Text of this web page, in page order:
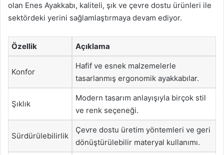
olan Enes Ayakkabı, kaliteli, şık ve çevre dostu ürünleri ile
sektördeki yerini sağlamlaştırmaya devam ediyor.
Özellik Açıklama
Konfor
Hafif ve esnek malzemelerle
tasarlanmış ergonomik ayakkabılar.
Şıklık
Modern tasarım anlayışıyla birçok stil
ve renk seçeneği.
Sürdürülebilirlik
Çevre dostu üretim yöntemleri ve geri
dönüştürülebilir materyal kullanımı.